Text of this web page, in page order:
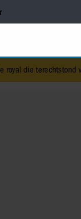
voor de dood van